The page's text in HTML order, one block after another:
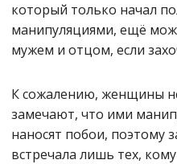
который только начал
манипуляциями, ещё
мужем и отцом, если
К сожалению, женщины
замечают, что ими
наносят побои, поэтому
встречала лишь тех,